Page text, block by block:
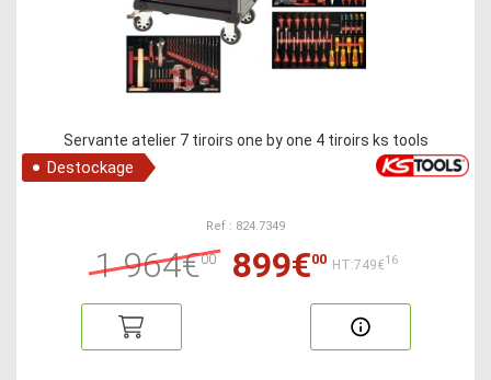
Servante atelier 7 tiroirs one by one 4 tiroirs ks tools
Destockage
Ref : 824.7349
1 964€00 899€00 HT:749€16